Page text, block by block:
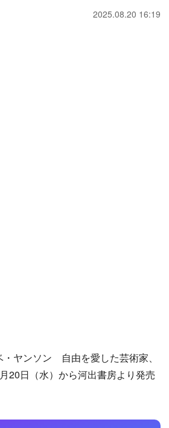
2025.08.20 16:19
ヤンソン 自由を愛した芸術家、
20日（水）から河出書房より発売